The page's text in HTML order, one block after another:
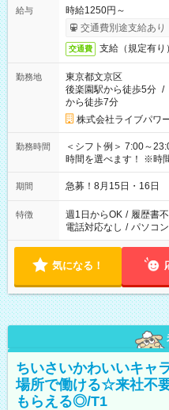
給与
時給1250円～
交通費別途支給あり
交通費 支給（規定有り）
勤務地
東京都文京区
後楽園駅から徒歩5分 /
から徒歩7分
株式会社ライブパワ
勤務時間
＜シフト例＞ 7:00～23:00 13:30～
時間を選べます！ ※時
期間 急募！8月15日・16日
特徴 週1日からOK / 履歴書
電話対応なし / パソコ
気になる！
ちいさいかわいいキャ
場所で働ける☆来社不
もらえる◎/T1